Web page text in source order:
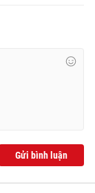
Gửi bình luận